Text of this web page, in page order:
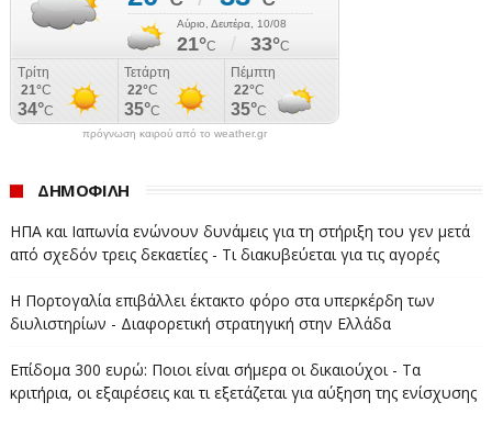
δισεκατομμύριο ευρώ περίπου πάνω από τους στόχους
του μεσοπρόθεσμου, καθώς πέτυχε τη δήλωση
περισσότερων υπερωριών.
«Άρα ένα και πιο βασικό, αμείβεται εργαζόμενος για την
ώρες τις οποίες δουλεύει, ενισχύεται ο υγιής
ταμεία και αυτό μας δίνει τη δυνατότητα να έρθουμε να
κοινωνία και να διορθώσουμε κοινωνικές αδικίες».
πακέτο ρυθμίσεων, το οποίο έρχεται εντός του
πρόγνωση καιρού από το weather.gr
ΔΗΜΟΦΙΛΗ
ΗΠΑ και Ιαπωνία ενώνουν δυνάμεις για τη στήριξη του γεν μετά
από σχεδόν τρεις δεκαετίες - Τι διακυβεύεται για τις αγορές
Η Πορτογαλία επιβάλλει έκτακτο φόρο στα υπερκέρδη των
διυλιστηρίων - Διαφορετική στρατηγική στην Ελλάδα
Επίδομα 300 ευρώ: Ποιοι είναι σήμερα οι δικαιούχοι - Τα
κριτήρια, οι εξαιρέσεις και τι εξετάζεται για αύξηση της ενίσχυσης